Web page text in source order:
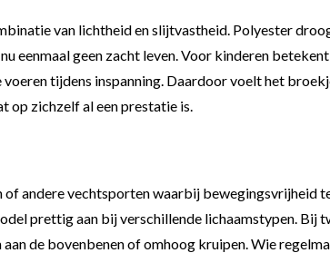
van lichtheid en slijtvastheid. Polyester
geen zacht leven. Voor kinderen
tijdens inspanning. Daardoor voelt het
op zichzelf al een prestatie is.
andere vechtsporten waarbij bewegingsvrijheid
prettig aan bij verschillende lichaamstypen. Bij
de bovenbenen of omhoog kruipen. Wie